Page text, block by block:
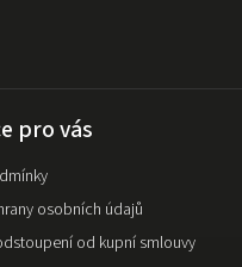
pro vás
osobních údajů
od kupní smlouvy